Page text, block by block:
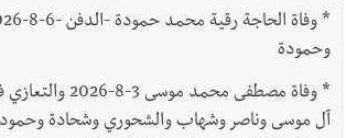
*
وحمودة
*
آل موسى وناصر وشهاب والشحوري وشحادة وحمود